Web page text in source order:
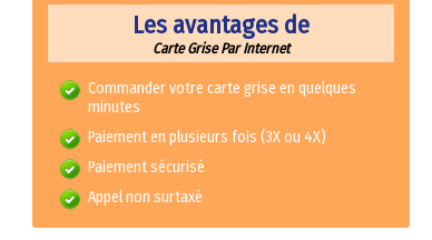
Les avantages de
Carte Grise Par Internet
Commander votre carte grise en quelques
minutes
Paiement en plusieurs fois (3X ou 4X)
Paiement sécurisé
Appel non surtaxé